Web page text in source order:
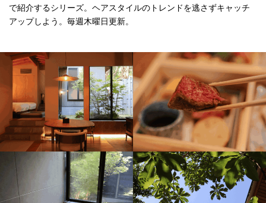
で紹介するシリーズ。ヘアスタイルのトレンドを逃さずキャッチ
アップしよう。毎週木曜日更新。